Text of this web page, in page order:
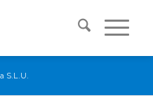
S.L.U.